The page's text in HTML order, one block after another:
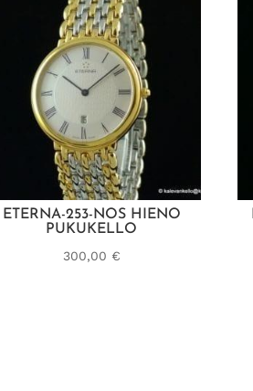
ETERNA-253-NOS HIENO
PUKUKELLO
300,00 €